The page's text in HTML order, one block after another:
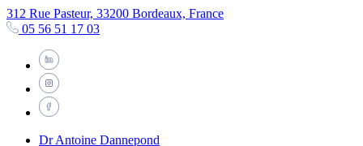
312 Rue Pasteur, 33200 Bordeaux, France
05 56 51 17 03
Dr Antoine Dannepond